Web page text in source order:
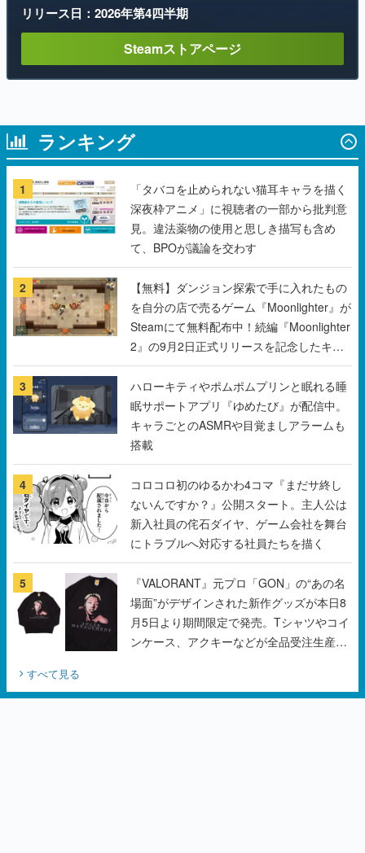
リリース日：2026年第4四半期
Steamストアページ
ランキング
1
「タバコを止められない猫耳キャラを描く
深夜枠アニメ」に視聴者の一部から批判意
見。違法薬物の使用と思しき描写も含め
て、BPOが議論を交わす
2
【無料】ダンジョン探索で手に入れたもの
を自分の店で売るゲーム『Moonlighter』が
Steamにて無料配布中！続編『Moonlighter
2』の9月2日正式リリースを記念したキャ
ンペーン
3
ハローキティやポムポムプリンと眠れる睡
眠サポートアプリ『ゆめたび』が配信中。
キャラごとのASMRや目覚ましアラームも
搭載
4
コロコロ初のゆるかわ4コマ『まだサ終し
ないんですか？』公開スタート。主人公は
新入社員の侘石ダイヤ、ゲーム会社を舞台
にトラブルへ対応する社員たちを描く
5
『VALORANT』元プロ「GON」の“あの名
場面”がデザインされた新作グッズが本日8
月5日より期間限定で発売。Tシャツやコイ
ンケース、アクキーなどが全品受注生産で
すべて見る